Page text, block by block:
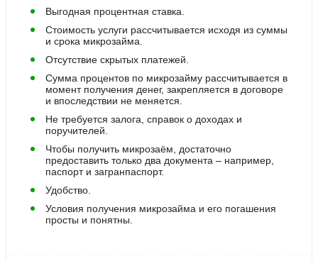
Выгодная процентная ставка.
Стоимость услуги рассчитывается исходя из суммы
и срока микрозайма.
Отсутствие скрытых платежей.
Сумма процентов по микрозайму рассчитывается в
момент получения денег, закрепляется в договоре
и впоследствии не меняется.
Не требуется залога, справок о доходах и
поручителей.
Чтобы получить микрозаём, достаточно
предоставить только два документа – например,
паспорт и загранпаспорт.
Удобство.
Условия получения микрозайма и его погашения
просты и понятны.